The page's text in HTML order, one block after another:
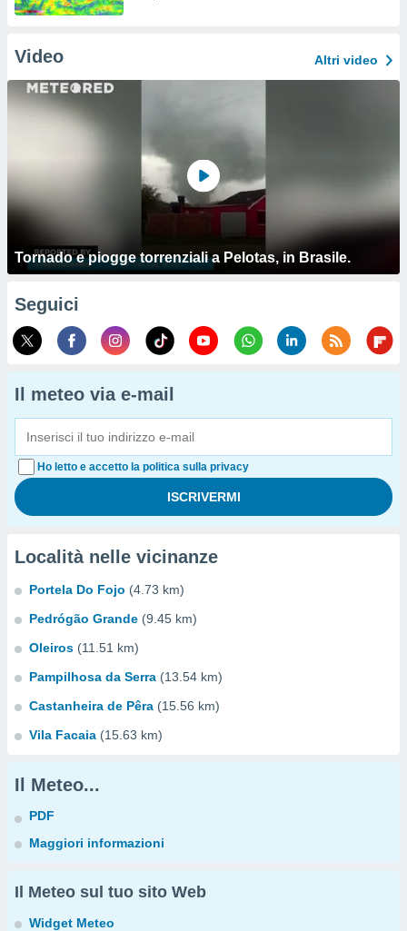
Video Altri video
Tornado e piogge torrenziali a Pelotas, in Brasile.
Seguici
Il meteo via e-mail
Ho letto e accetto la politica sulla privacy
Località nelle vicinanze
Portela Do Fojo (4.73 km)
Pedrógão Grande (9.45 km)
Oleiros (11.51 km)
Pampilhosa da Serra (13.54 km)
Castanheira de Pêra (15.56 km)
Vila Facaia (15.63 km)
Il Meteo...
PDF
Maggiori informazioni
Il Meteo sul tuo sito Web
Widget Meteo